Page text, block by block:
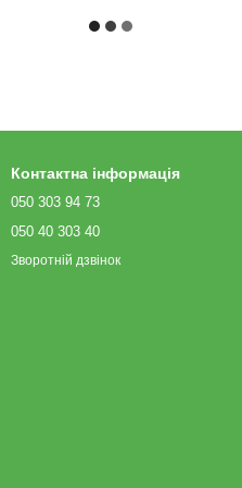
Контактна інформація
050 303 94 73
050 40 303 40
Зворотній дзвінок